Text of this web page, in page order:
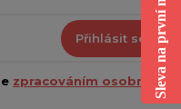
Přihlásit se
zpracováním osobníchSleva na první nákup